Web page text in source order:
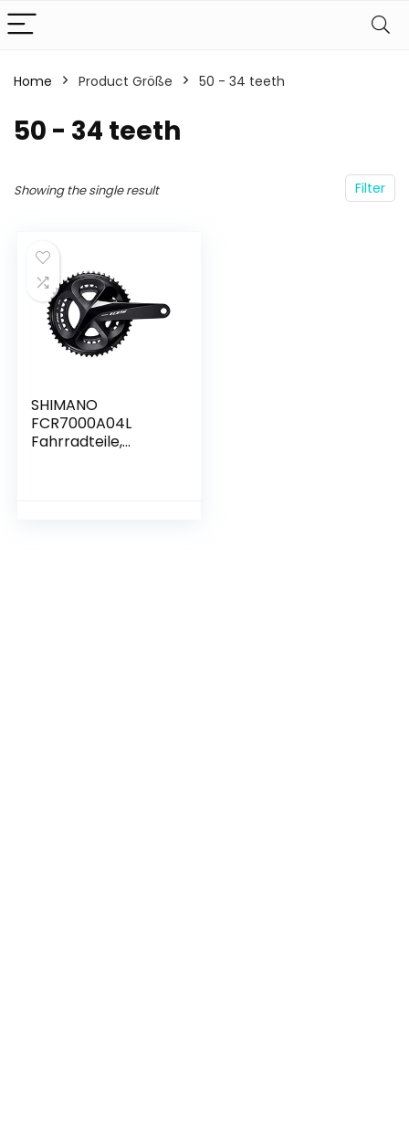
Home Product Größe ‎50 - 34 teeth
‎50 - 34 teeth
Filter
Showing the single result
SHIMANO
FCR7000A04L
Fahrradteile,